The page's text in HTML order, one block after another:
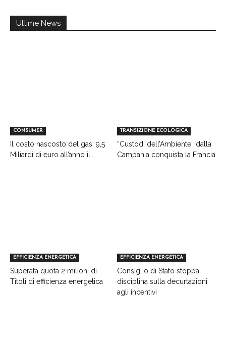
Ultime News
CONSUMER
Il costo nascosto del gas: 9,5
Miliardi di euro all’anno il...
TRANSIZIONE ECOLOGICA
“Custodi dell’Ambiente” dalla
Campania conquista la Francia
EFFICIENZA ENERGETICA
Superata quota 2 milioni di
Titoli di efficienza energetica
EFFICIENZA ENERGETICA
Consiglio di Stato stoppa
disciplina sulla decurtazioni
agli incentivi